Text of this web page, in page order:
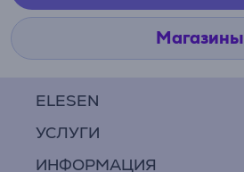
ELESEN
УСЛУГИ
ИНФОРМАЦИЯ
Магазины